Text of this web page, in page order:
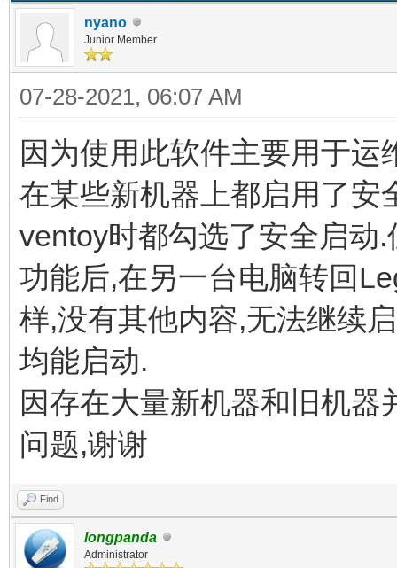
nyano
Junior Member
07-28-2021, 06:07 AM
因为使用此软件主要用于运
在某些新机器上都启用了安
ventoy时都勾选了安全启动
功能后,在另一台电脑转回
样,没有其他内容,无法继续
均能启动.
因存在大量新机器和旧机
问题,谢谢
Find
longpanda
Administrator